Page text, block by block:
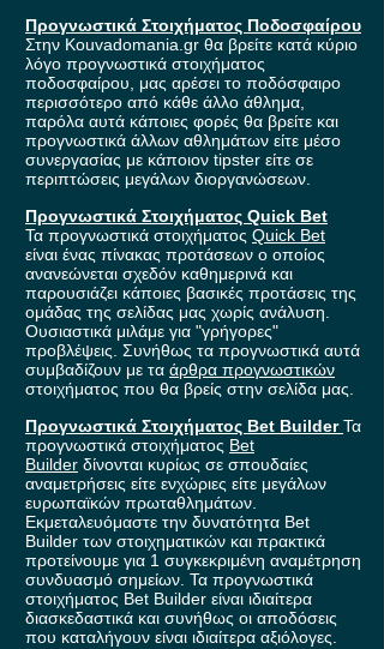
Προγνωστικά Στοιχήματος Ποδοσφαίρου
Στην Kouvadomania.gr θα βρείτε κατά κύριο
λόγο προγνωστικά στοιχήματος
ποδοσφαίρου, μας αρέσει το ποδόσφαιρο
περισσότερο από κάθε άλλο άθλημα,
παρόλα αυτά κάποιες φορές θα βρείτε και
προγνωστικά άλλων αθλημάτων είτε μέσο
συνεργασίας με κάποιον tipster είτε σε
περιπτώσεις μεγάλων διοργανώσεων.
Προγνωστικά Στοιχήματος Quick Bet
Τα προγνωστικά στοιχήματος Quick Bet
είναι ένας πίνακας προτάσεων ο οποίος
ανανεώνεται σχεδόν καθημερινά και
παρουσιάζει κάποιες βασικές προτάσεις της
ομάδας της σελίδας μας χωρίς ανάλυση.
Ουσιαστικά μιλάμε για "γρήγορες"
προβλέψεις. Συνήθως τα προγνωστικά αυτά
συμβαδίζουν με τα άρθρα προγνωστικών
στοιχήματος που θα βρείς στην σελίδα μας.
Προγνωστικά Στοιχήματος Bet BuilderΤα
προγνωστικά στοιχήματος Bet
Builder δίνονται κυρίως σε σπουδαίες
αναμετρήσεις είτε ενχώριες είτε μεγάλων
ευρωπαϊκών πρωταθλημάτων.
Εκμεταλευόμαστε την δυνατότητα Bet
Builder των στοιχηματικών και πρακτικά
προτείνουμε για 1 συγκεκριμένη αναμέτρηση
συνδυασμό σημείων. Τα προγνωστικά
στοιχήματος Bet Builder είναι ιδιαίτερα
διασκεδαστικά και συνήθως οι αποδόσεις
που καταλήγουν είναι ιδιαίτερα αξιόλογες.